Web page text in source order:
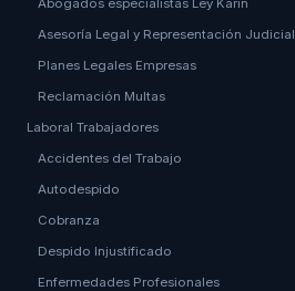
Abogados especialistas Ley Karin
Asesoría Legal y Representación Judicial
Planes Legales Empresas
Reclamación Multas
Laboral Trabajadores
Accidentes del Trabajo
Autodespido
Cobranza
Despido Injustificado
Enfermedades Profesionales